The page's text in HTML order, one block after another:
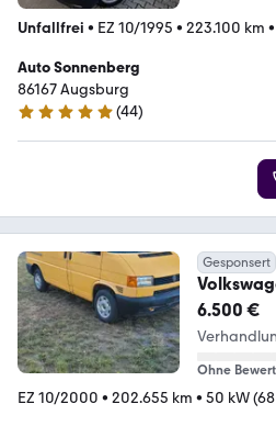
Unfallfrei • EZ 10/1995 • 223.100 km •
Auto Sonnenberg
86167 Augsburg
5 Sterne
(44)
Gesponsert
HU 05/27
6.500 €
Ohne
EZ 10/2000 • 202.655 km • 50 kW (68